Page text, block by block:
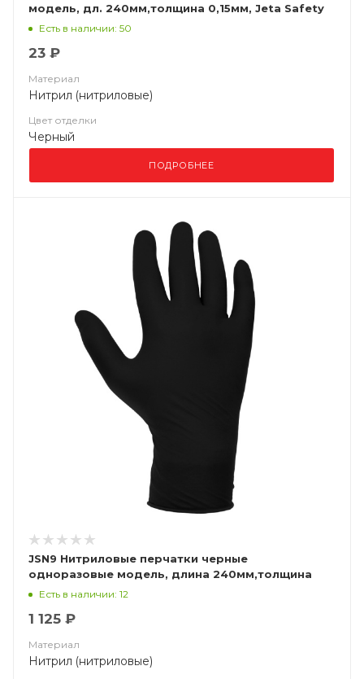
модель, дл. 240мм,толщина 0,15мм, Jeta Safety
Есть в наличии: 50
23 ₽
Материал
Нитрил (нитриловые)
Цвет отделки
Черный
ПОДРОБНЕЕ
JSN9 Нитриловые перчатки черные
одноразовые модель, длина 240мм,толщина
0,15мм
Есть в наличии: 12
1 125 ₽
Материал
Нитрил (нитриловые)